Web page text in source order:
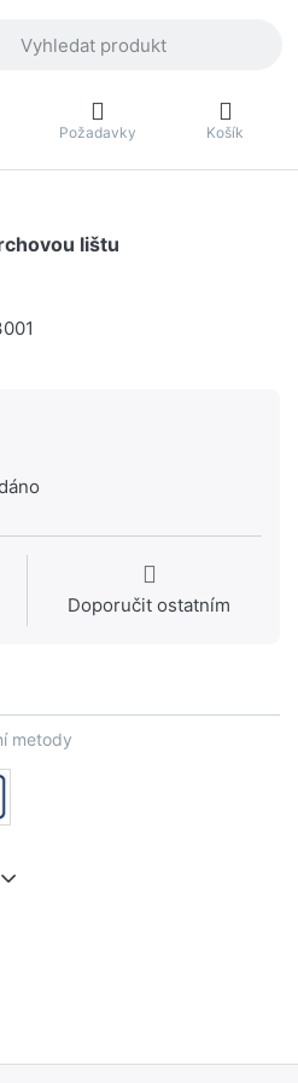
Požadavky Košík
lištu
Doporučit ostatním
metody